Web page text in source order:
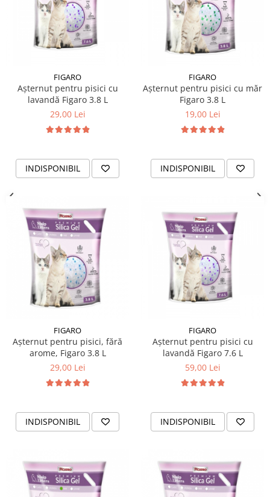
FIGARO
Așternut pentru pisici cu
lavandă Figaro 3.8 L
29,00 Lei
INDISPONIBIL
FIGARO
Așternut pentru pisici cu măr
Figaro 3.8 L
19,00 Lei
INDISPONIBIL
FIGARO
Așternut pentru pisici, fără
arome, Figaro 3.8 L
29,00 Lei
INDISPONIBIL
FIGARO
Așternut pentru pisici cu
lavandă Figaro 7.6 L
59,00 Lei
INDISPONIBIL